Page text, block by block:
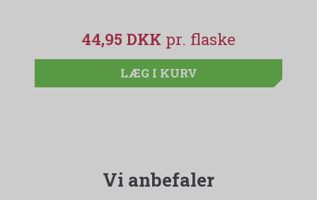
44,95 DKK
LÆG I KURV
Vi anbefaler